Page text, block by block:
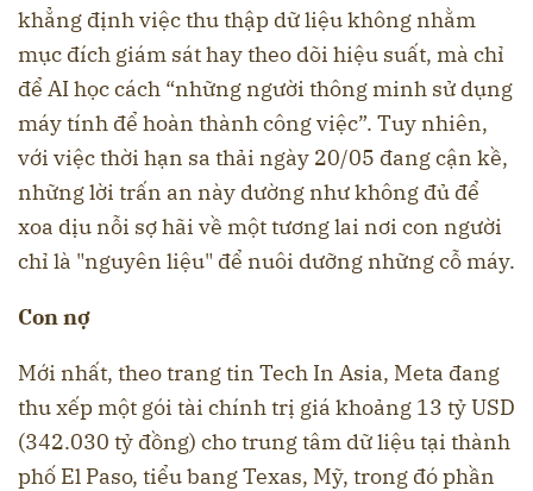
khẳng định việc thu thập dữ liệu không nhằm
mục đích giám sát hay theo dõi hiệu suất, mà chỉ
để AI học cách “những người thông minh sử dụng
máy tính để hoàn thành công việc”. Tuy nhiên,
với việc thời hạn sa thải ngày 20/05 đang cận kề,
những lời trấn an này dường như không đủ để
xoa dịu nỗi sợ hãi về một tương lai nơi con người
chỉ là "nguyên liệu" để nuôi dưỡng những cỗ máy.
Con nợ
Mới nhất, theo trang tin Tech In Asia, Meta đang
thu xếp một gói tài chính trị giá khoảng 13 tỷ USD
(342.030 tỷ đồng) cho trung tâm dữ liệu tại thành
phố El Paso, tiểu bang Texas, Mỹ, trong đó phần